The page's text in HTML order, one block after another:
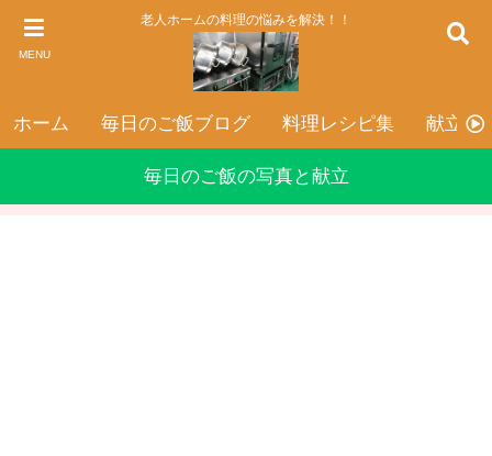
MENU
老人ホームの料理の悩みを解決！！
ホーム 毎日のご飯ブログ 料理レシピ集 献立表
毎日のご飯の写真と献立